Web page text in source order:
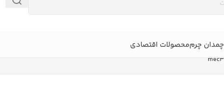
چمدان چرممحصولات اقتصادی